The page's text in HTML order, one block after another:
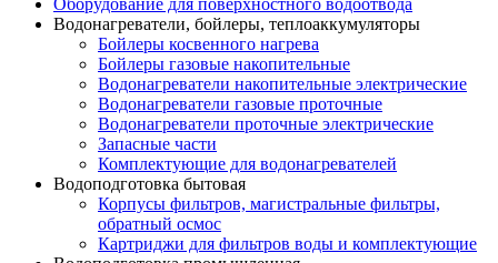
Оборудование для поверхностного водоотвода
Водонагреватели, бойлеры, теплоаккумуляторы
Бойлеры косвенного нагрева
Бойлеры газовые накопительные
Водонагреватели накопительные электрические
Водонагреватели газовые проточные
Водонагреватели проточные электрические
Запасные части
Комплектующие для водонагревателей
Водоподготовка бытовая
Корпусы фильтров, магистральные фильтры,
обратный осмос
Картриджи для фильтров воды и комплектующие